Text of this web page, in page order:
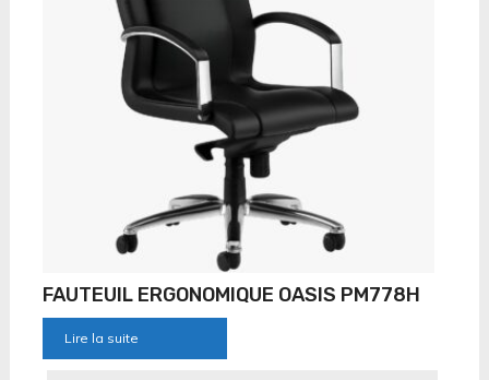
FAUTEUIL ERGONOMIQUE OASIS PM778H
Lire la suite